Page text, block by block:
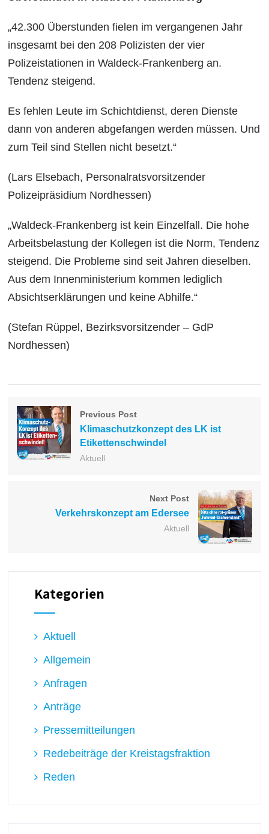
„42.300 Überstunden fielen im vergangenen Jahr
insgesamt bei den 208 Polizisten der vier
Polizeistationen in Waldeck-Frankenberg an.
Tendenz steigend.
Es fehlen Leute im Schichtdienst, deren Dienste
dann von anderen abgefangen werden müssen. Und
zum Teil sind Stellen nicht besetzt.“
(Lars Elsebach, Personalratsvorsitzender
Polizeipräsidium Nordhessen)
„Waldeck-Frankenberg ist kein Einzelfall. Die hohe
Arbeitsbelastung der Kollegen ist die Norm, Tendenz
steigend. Die Probleme sind seit Jahren dieselben.
Aus dem Innenministerium kommen lediglich
Absichtserklärungen und keine Abhilfe.“
(Stefan Rüppel, Bezirksvorsitzender – GdP
Nordhessen)
Previous Post
Klimaschutzkonzept des LK ist
Etikettenschwindel
Aktuell
Next Post
Verkehrskonzept am Edersee
Aktuell
Kategorien
Aktuell
Allgemein
Anfragen
Anträge
Pressemitteilungen
Redebeiträge der Kreistagsfraktion
Reden